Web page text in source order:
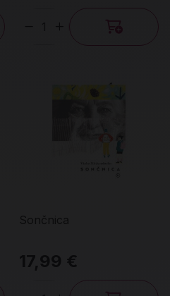
Količina
Sončnica
17,99 €